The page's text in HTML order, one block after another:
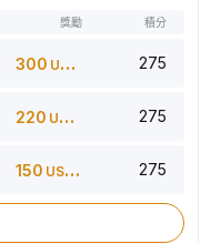
獎勵 積分
300 USDT 275
220 USDT 275
150 USDT 275